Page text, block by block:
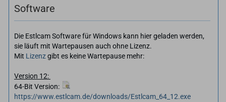
Software
Die Estlcam Software für Windows kann hier geladen werden,
sie läuft mit Wartepausen auch ohne Lizenz.
Mit Lizenzgibt es keine Wartepause mehr:
Version 12:
64-Bit Version:
https://www.estlcam.de/downloads/Estlcam_64_12.exe